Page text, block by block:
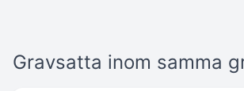
Gravsatta inom samma